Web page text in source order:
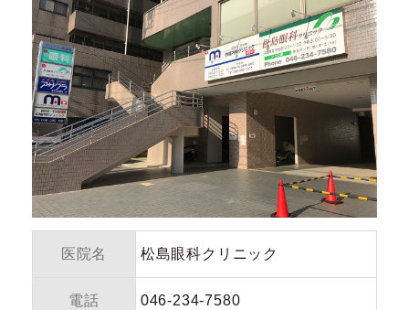
医院名 松島眼科クリニック
電話 046-234-7580